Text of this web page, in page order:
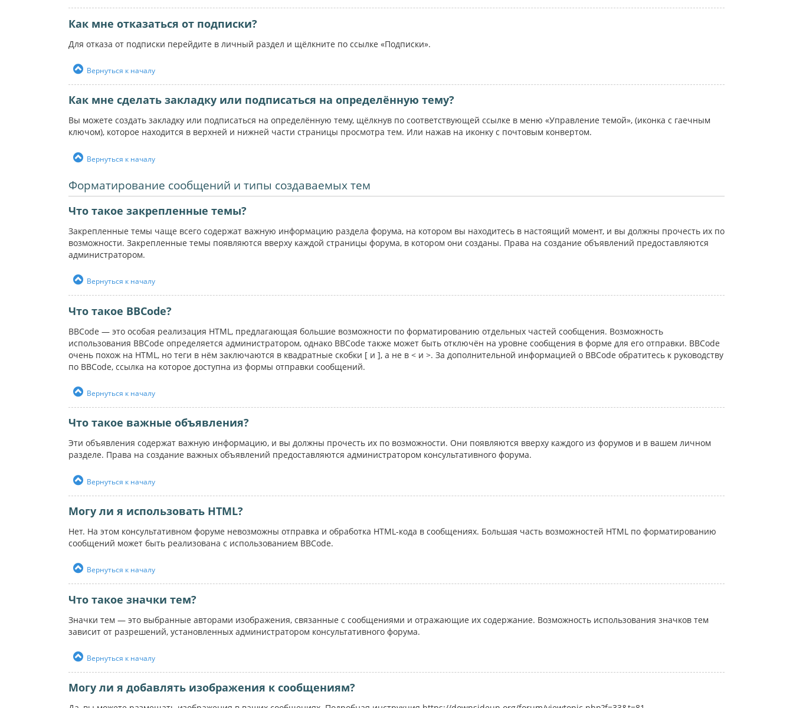
Как мне отказаться от подписки?
Для отказа от подписки перейдите в личный раздел и щёлкните по ссылке «Подписки».
Вернуться к началу
Как мне сделать закладку или подписаться на определённую тему?
Вы можете создать закладку или подписаться на определённую тему, щёлкнув по соответствующей ссылке в меню «Управление темой», (иконка с гаечным
ключом), которое находится в верхней и нижней части страницы просмотра тем. Или нажав на иконку с почтовым конвертом.
Вернуться к началу
Форматирование сообщений и типы создаваемых тем
Что такое закрепленные темы?
Закрепленные темы чаще всего содержат важную информацию раздела форума, на котором вы находитесь в настоящий момент, и вы должны прочесть их по
возможности. Закрепленные темы появляются вверху каждой страницы форума, в котором они созданы. Права на создание объявлений предоставляются
администратором.
Вернуться к началу
Что такое BBCode?
BBCode — это особая реализация HTML, предлагающая большие возможности по форматированию отдельных частей сообщения. Возможность
использования BBCode определяется администратором, однако BBCode также может быть отключён на уровне сообщения в форме для его отправки. BBCode
очень похож на HTML, но теги в нём заключаются в квадратные скобки [ и ], а не в < и >. За дополнительной информацией о BBCode обратитесь к руководству
по BBCode, ссылка на которое доступна из формы отправки сообщений.
Вернуться к началу
Что такое важные объявления?
Эти объявления содержат важную информацию, и вы должны прочесть их по возможности. Они появляются вверху каждого из форумов и в вашем личном
разделе. Права на создание важных объявлений предоставляются администратором консультативного форума.
Вернуться к началу
Могу ли я использовать HTML?
Нет. На этом консультативном форуме невозможны отправка и обработка HTML-кода в сообщениях. Большая часть возможностей HTML по форматированию
сообщений может быть реализована с использованием BBCode.
Вернуться к началу
Что такое значки тем?
Значки тем — это выбранные авторами изображения, связанные с сообщениями и отражающие их содержание. Возможность использования значков тем
зависит от разрешений, установленных администратором консультативного форума.
Вернуться к началу
Могу ли я добавлять изображения к сообщениям?